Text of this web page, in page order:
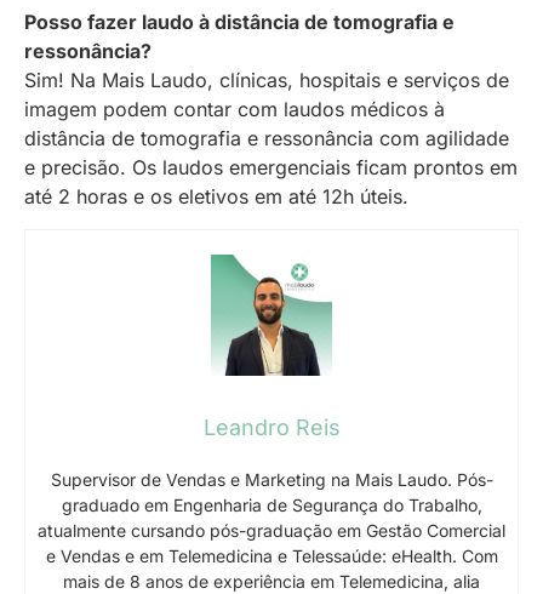
Posso fazer laudo à distância de tomografia e
ressonância?
Sim! Na Mais Laudo, clínicas, hospitais e serviços de
imagem podem contar com laudos médicos à
distância de tomografia e ressonância com agilidade
e precisão. Os laudos emergenciais ficam prontos em
até 2 horas e os eletivos em até 12h úteis.
Leandro Reis
Supervisor de Vendas e Marketing na Mais Laudo. Pós-
graduado em Engenharia de Segurança do Trabalho,
atualmente cursando pós-graduação em Gestão Comercial
e Vendas e em Telemedicina e Telessaúde: eHealth. Com
mais de 8 anos de experiência em Telemedicina, alia